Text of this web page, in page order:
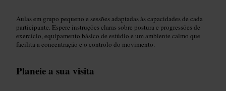
Aulas em grupo pequeno e sessões adaptadas às capacidades de cada
participante. Espere instruções claras sobre postura e progressões de
exercício, equipamento básico de estúdio e um ambiente calmo que
facilita a concentração e o controlo do movimento.
Planeie a sua visita